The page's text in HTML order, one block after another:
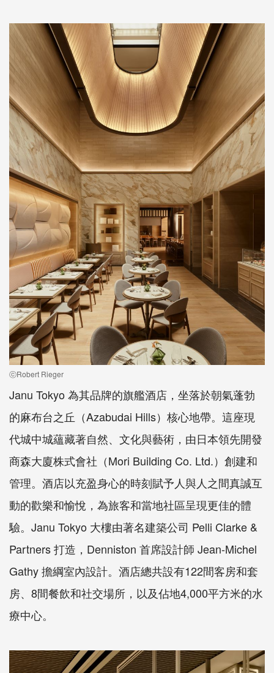
ⓒRobert Rieger
Janu Tokyo 為其品牌的旗艦酒店，坐落於朝氣蓬勃
的麻布台之丘（Azabudai Hills）核心地帶。這座現
代城中城蘊藏著自然、文化與藝術，由日本領先開發
商森大廈株式會社（Mori Building Co. Ltd.）創建和
管理。酒店以充盈身心的時刻賦予人與人之間真誠互
動的歡樂和愉悅，為旅客和當地社區呈現更佳的體
驗。Janu Tokyo 大樓由著名建築公司 Pelli Clarke &
Partners 打造，Denniston 首席設計師 Jean-Michel
Gathy 擔綱室內設計。酒店總共設有122間客房和套
房、8間餐飲和社交場所，以及佔地4,000平方米的水
療中心。